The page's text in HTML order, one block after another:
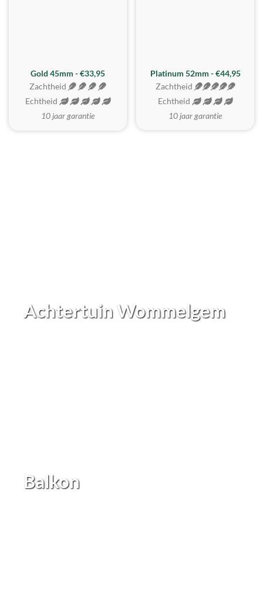
REALISTISCH
Gold 45mm - €33,95
Zachtheid
Echtheid
10 jaar garantie
ZACHTSTE
Platinum 52mm - €44,95
Zachtheid
Echtheid
10 jaar garantie
Achtertuin Wommelgem
Balkon